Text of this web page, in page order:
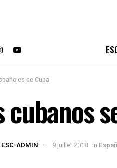
de Cuba
cubanos
ESC-ADMIN 9 juillet 2018 in